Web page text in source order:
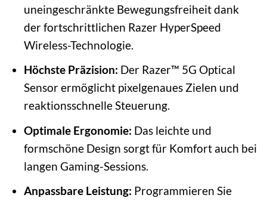
uneingeschränkte Bewegungsfreiheit dank
der fortschrittlichen Razer HyperSpeed
Wireless-Technologie.
Höchste Präzision: Der Razer™ 5G Optical
Sensor ermöglicht pixelgenaues Zielen und
reaktionsschnelle Steuerung.
Optimale Ergonomie: Das leichte und
formschöne Design sorgt für Komfort auch bei
langen Gaming-Sessions.
Anpassbare Leistung: Programmieren Sie